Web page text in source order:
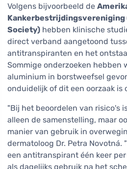
Volgens bijvoorbeeld de
Kankerbestrijdingsvereniging
Society) hebben klinische
direct verband aangetoond
antitranspiranten en het
Sommige onderzoeken hebben
aluminium in borstweefsel
onduidelijk of dit een oorzaak is
"Bij het beoordelen van risico's
alleen de samenstelling, maar
manier van gebruik in
dermatoloog Dr. Petra Novotná.
een antitranspirant één keer
als dagelijks gebruik na het